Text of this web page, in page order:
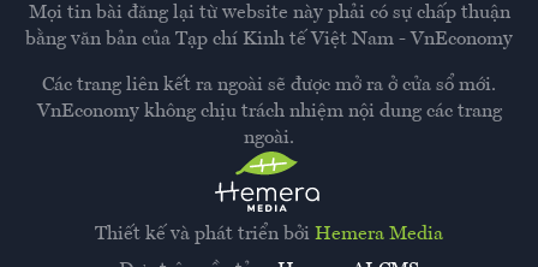
Thiết kế và phát triển bởi Hemera Media
Mọi tin bài đăng lại từ website này phải có sự chấp thuận
bằng văn bản của Tạp chí Kinh tế Việt Nam - VnEconomy
Các trang liên kết ra ngoài sẽ được mở ra ở cửa sổ mới.
VnEconomy không chịu trách nhiệm nội dung các trang
ngoài.